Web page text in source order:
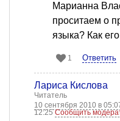
Марианна
проситаем о
языка? Как
1 Ответить
Лариса Кислова
Читатель
10 сентября 2010 в
12:25Сообщить